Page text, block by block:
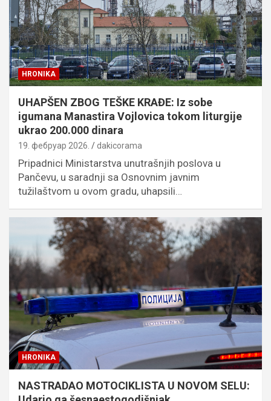
HRONIKA
UHAPŠEN ZBOG TEŠKE KRAĐE: Iz sobe
igumana Manastira Vojlovica tokom liturgije
ukrao 200.000 dinara
19. фебруар 2026. dakicorama
Pripadnici Ministarstva unutrašnjih poslova u
Pančevu, u saradnji sa Osnovnim javnim
tužilaštvom u ovom gradu, uhapsili…
HRONIKA
NASTRADAO MOTOCIKLISTA U NOVOM SELU: